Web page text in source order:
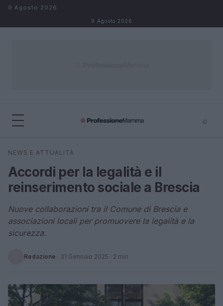
Salta al contenuto
9 Agosto 2026
9 Agosto 2026
⌕
Cerca
NEWS E ATTUALITÀ
Accordi per la legalità e il
reinserimento sociale a Brescia
Nuove collaborazioni tra il Comune di Brescia e
associazioni locali per promuovere la legalità e la
sicurezza.
Redazione · 31 Gennaio 2025 · 2 min